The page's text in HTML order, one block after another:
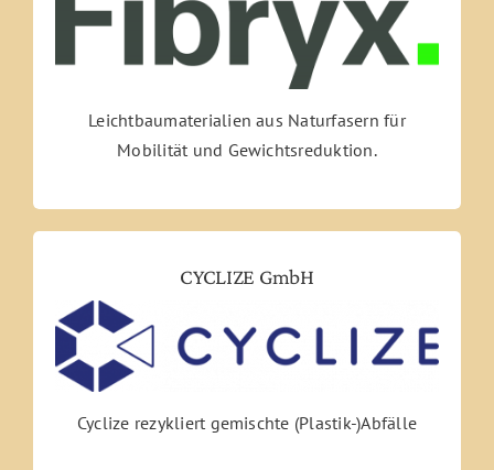
Leichtbaumaterialien aus Naturfasern für
Mobilität und Gewichtsreduktion.
CYCLIZE GmbH
Cyclize rezykliert gemischte (Plastik-)Abfälle